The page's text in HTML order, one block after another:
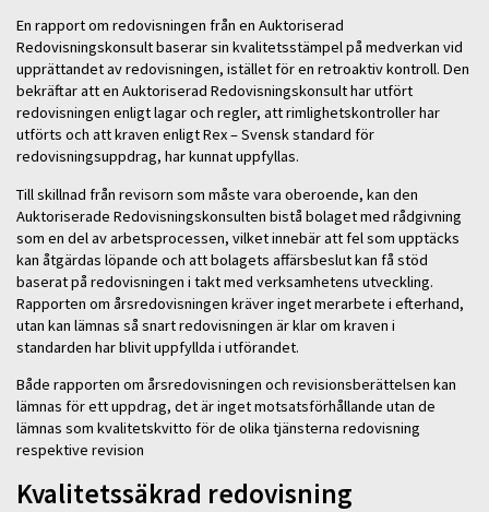
En rapport om redovisningen från en Auktoriserad
Redovisningskonsult baserar sin kvalitetsstämpel på medverkan vid
upprättandet av redovisningen, istället för en retroaktiv kontroll. Den
bekräftar att en Auktoriserad Redovisningskonsult har utfört
redovisningen enligt lagar och regler, att rimlighetskontroller har
utförts och att kraven enligt Rex – Svensk standard för
redovisningsuppdrag, har kunnat uppfyllas.
Till skillnad från revisorn som måste vara oberoende, kan den
Auktoriserade Redovisningskonsulten bistå bolaget med rådgivning
som en del av arbetsprocessen, vilket innebär att fel som upptäcks
kan åtgärdas löpande och att bolagets affärsbeslut kan få stöd
baserat på redovisningen i takt med verksamhetens utveckling.
Rapporten om årsredovisningen kräver inget merarbete i efterhand,
utan kan lämnas så snart redovisningen är klar om kraven i
standarden har blivit uppfyllda i utförandet.
Både rapporten om årsredovisningen och revisionsberättelsen kan
lämnas för ett uppdrag, det är inget motsatsförhållande utan de
lämnas som kvalitetskvitto för de olika tjänsterna redovisning
respektive revision
Kvalitetssäkrad redovisning